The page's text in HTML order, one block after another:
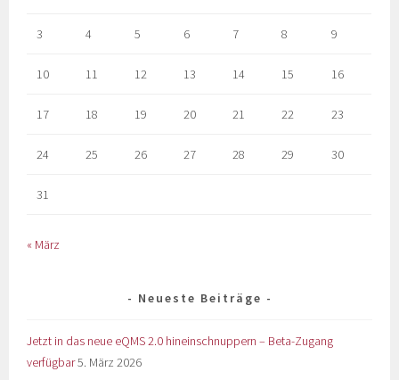
3 4 5 6 7 8 9
10 11 12 13 14 15 16
17 18 19 20 21 22 23
24 25 26 27 28 29 30
31
« März
Neueste Beiträge
Jetzt in das neue eQMS 2.0 hineinschnuppern – Beta-Zugang
verfügbar5. März 2026